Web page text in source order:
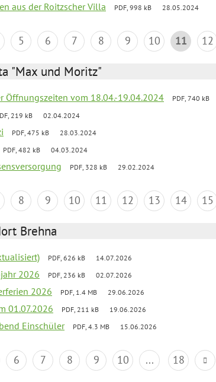
aus der Roitzscher Villa PDF, 998 kB 28.05.2024
5 6 7 8 9 10 11 12
"Max und Moritz"
Öffnungszeiten vom 18.04.-19.04.2024 PDF, 740 kB
219 kB 02.04.2024
PDF, 475 kB 28.03.2024
PDF, 482 kB 04.03.2024
PDF, 328 kB 29.02.2024
8 9 10 11 12 13 14 15
Brehna
PDF, 626 kB 14.07.2026
2026 PDF, 236 kB 02.07.2026
2026 PDF, 1.4 MB 29.06.2026
01.07.2026 PDF, 211 kB 19.06.2026
Einschüler PDF, 4.3 MB 15.06.2026
6 7 8 9 10 ... 18